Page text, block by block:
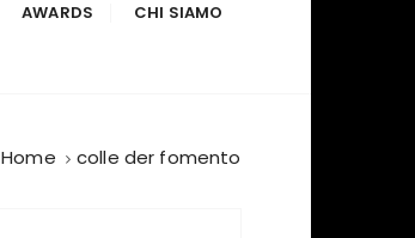
AWARDS CHI SIAMO
Home colle der fomento